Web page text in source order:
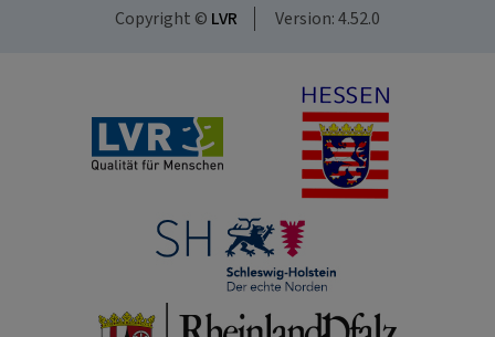
Copyright © LVR Version: 4.52.0